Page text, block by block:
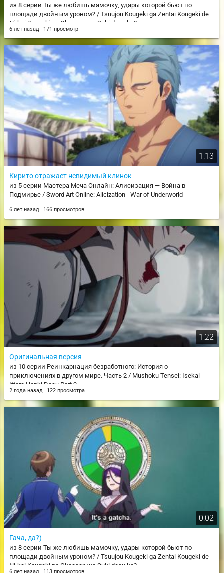
из 8 серии Ты же любишь мамочку, удары которой бьют по
площади двойным уроном? / Tsuujou Kougeki ga Zentai Kougeki de
Ni-kai Kougeki no Okaasan wa Suki desu ka?
6 лет назад 171 просмотр
1:13
Кирито отражает невидимый клинок
из 5 серии Мастера Меча Онлайн: Алисизация — Война в
Подмирье / Sword Art Online: Alicization - War of Underworld
6 лет назад 166 просмотров
1:22
Оригинальная версия
из 10 серии Реинкарнация безработного: История о
приключениях в другом мире. Часть 2 / Mushoku Tensei: Isekai
Ittara Honki Dasu Part 2
2 года назад 122 просмотра
0:02
Гача, да?)
из 8 серии Ты же любишь мамочку, удары которой бьют по
площади двойным уроном? / Tsuujou Kougeki ga Zentai Kougeki de
Ni-kai Kougeki no Okaasan wa Suki desu ka?
6 лет назад 113 просмотров